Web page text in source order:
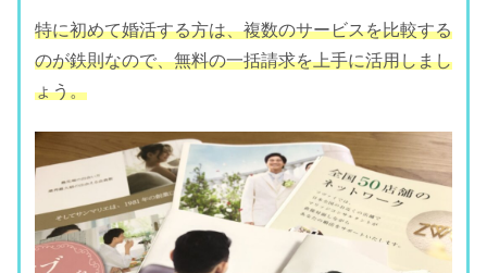
特に初めて婚活する方は、複数のサービスを比較する
のが鉄則なので、無料の一括請求を上手に活用しまし
ょう。